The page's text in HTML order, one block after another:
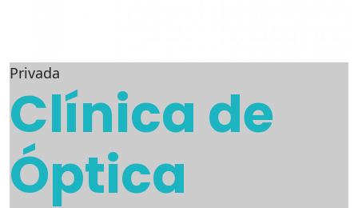
Privada
Clínica de
Óptica